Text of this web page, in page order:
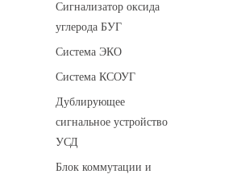
Сигнализатор оксида
углерода БУГ
Система ЭКО
Система КСОУГ
Дублирующее
сигнальное устройство
УСД
Блок коммутации и